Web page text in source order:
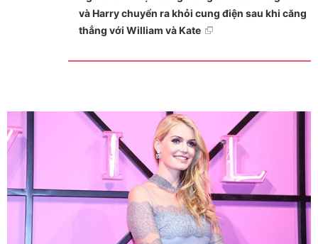
và Harry chuyển ra khỏi cung điện sau khi căng
thẳng với William và Kate